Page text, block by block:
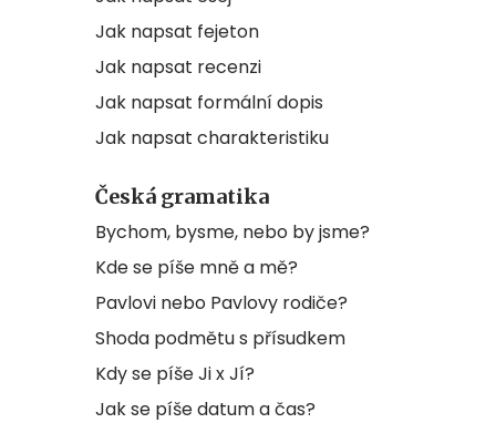
Jak napsat fejeton
Jak napsat recenzi
Jak napsat formální dopis
Jak napsat charakteristiku
Česká gramatika
Bychom, bysme, nebo by jsme?
Kde se píše mně a mě?
Pavlovi nebo Pavlovy rodiče?
Shoda podmětu s přísudkem
Kdy se píše Ji x Jí?
Jak se píše datum a čas?